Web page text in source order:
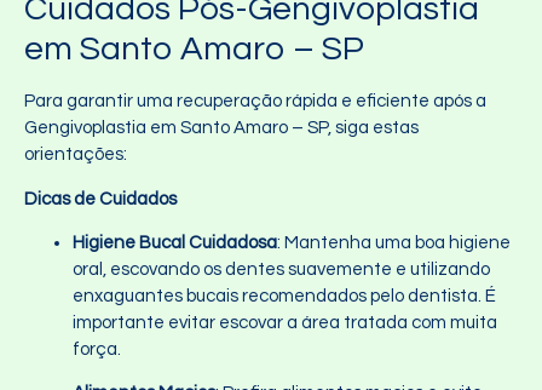
Cuidados Pós-Gengivoplastia
em Santo Amaro – SP
Para garantir uma recuperação rápida e eficiente após a
Gengivoplastia em Santo Amaro – SP, siga estas
orientações:
Dicas de Cuidados
Higiene Bucal Cuidadosa: Mantenha uma boa higiene
oral, escovando os dentes suavemente e utilizando
enxaguantes bucais recomendados pelo dentista. É
importante evitar escovar a área tratada com muita
força.